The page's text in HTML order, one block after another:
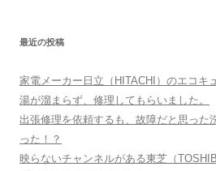
ン
最近の投稿
家電メーカー日立（HITACHI）のエコキ
湯が溜まらず、修理してもらいました。
出張修理を依頼するも、故障だと思った
った！？
映らないチャンネルがある東芝（